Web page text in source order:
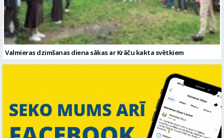
Valmieras dzimšanas diena sākas ar Krāču kakta svētkiem